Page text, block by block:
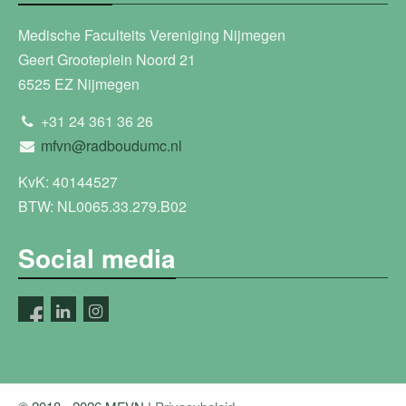
Medische Faculteits Vereniging Nijmegen
Geert Grooteplein Noord 21
6525 EZ Nijmegen
+31 24 361 36 26
mfvn@radboudumc.nl
KvK: 40144527
BTW: NL0065.33.279.B02
Social media